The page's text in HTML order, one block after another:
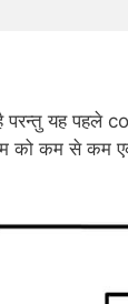
यह पहले
को कम से कम